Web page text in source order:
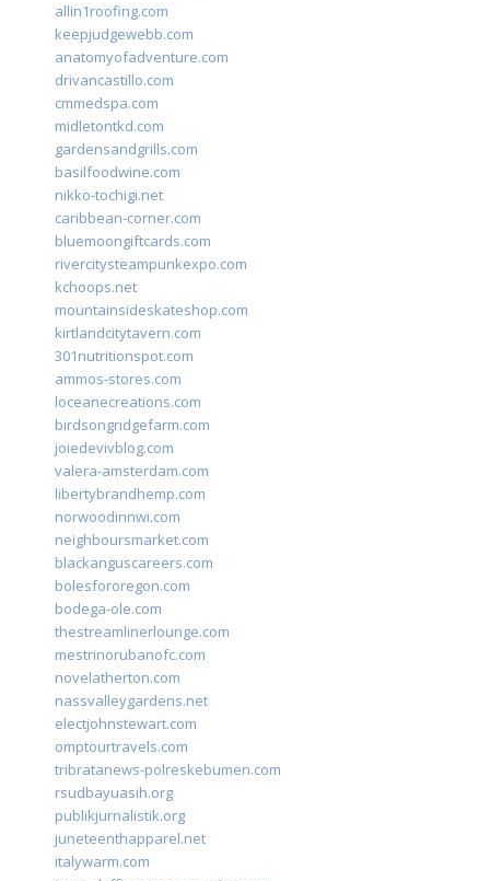
allin1roofing.com
keepjudgewebb.com
anatomyofadventure.com
drivancastillo.com
cmmedspa.com
midletontkd.com
gardensandgrills.com
basilfoodwine.com
nikko-tochigi.net
caribbean-corner.com
bluemoongiftcards.com
rivercitysteampunkexpo.com
kchoops.net
mountainsideskateshop.com
kirtlandcitytavern.com
301nutritionspot.com
ammos-stores.com
loceanecreations.com
birdsongridgefarm.com
joiedevivblog.com
valera-amsterdam.com
libertybrandhemp.com
norwoodinnwi.com
neighboursmarket.com
blackanguscareers.com
bolesfororegon.com
bodega-ole.com
thestreamlinerlounge.com
mestrinorubanofc.com
novelatherton.com
nassvalleygardens.net
electjohnstewart.com
omptourtravels.com
tribratanews-polreskebumen.com
rsudbayuasih.org
publikjurnalistik.org
juneteenthapparel.net
italywarm.com